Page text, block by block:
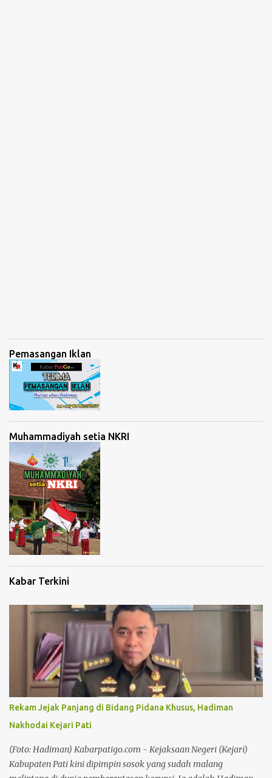
Pemasangan Iklan
Muhammadiyah setia NKRI
Kabar Terkini
Rekam Jejak Panjang di Bidang Pidana Khusus, Hadiman
Nakhodai Kejari Pati
(Foto: Hadiman) Kabarpatigo.com - Kejaksaan Negeri (Kejari)
Kabupaten Pati kini dipimpin sosok yang sudah malang